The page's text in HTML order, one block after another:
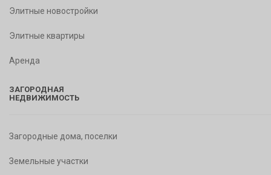
Элитные новостройки
Элитные квартиры
Аренда
ЗАГОРОДНАЯ
НЕДВИЖИМОСТЬ
Загородные дома, поселки
Земельные участки